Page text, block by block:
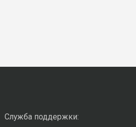
Служба поддержки: